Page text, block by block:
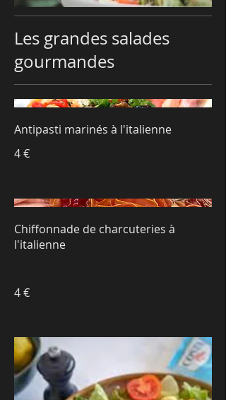
Les grandes salades
gourmandes
Antipasti marinés à l'italienne
4 €
Chiffonnade de charcuteries à
l'italienne
4 €